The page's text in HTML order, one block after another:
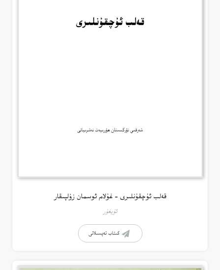
قەلب ئۇچقۇنلىرى – غۇلام ئوسمان زۇلپىقار
ئۇيغۇر
كىتاب تەپسىلاتى